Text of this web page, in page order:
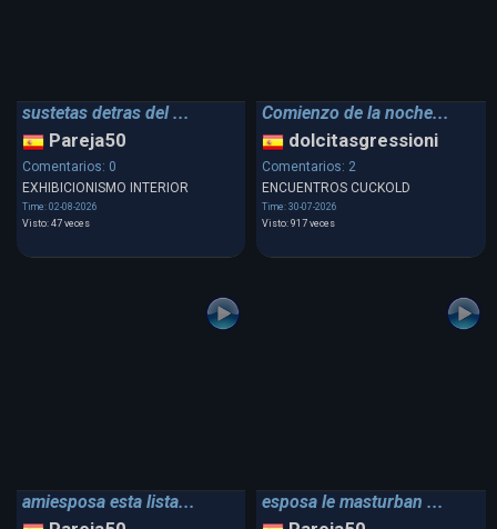
sustetas detras del ...
Pareja50
Comentarios: 0
EXHIBICIONISMO INTERIOR
Time: 02-08-2026
Visto: 47 veces
Comienzo de la noche...
dolcitasgressioni
Comentarios: 2
ENCUENTROS CUCKOLD
Time: 30-07-2026
Visto: 917 veces
amiesposa esta lista... esposa le masturban ...